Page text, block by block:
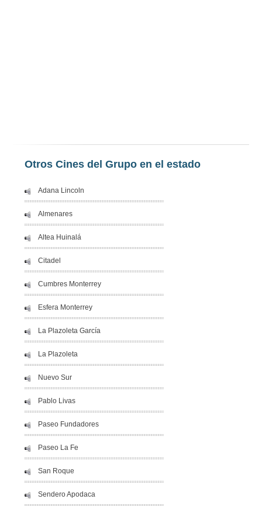
Otros Cines del Grupo en el estado
Adana Lincoln
Almenares
Altea Huinalá
Citadel
Cumbres Monterrey
Esfera Monterrey
La Plazoleta García
La Plazoleta
Nuevo Sur
Pablo Livas
Paseo Fundadores
Paseo La Fe
San Roque
Sendero Apodaca